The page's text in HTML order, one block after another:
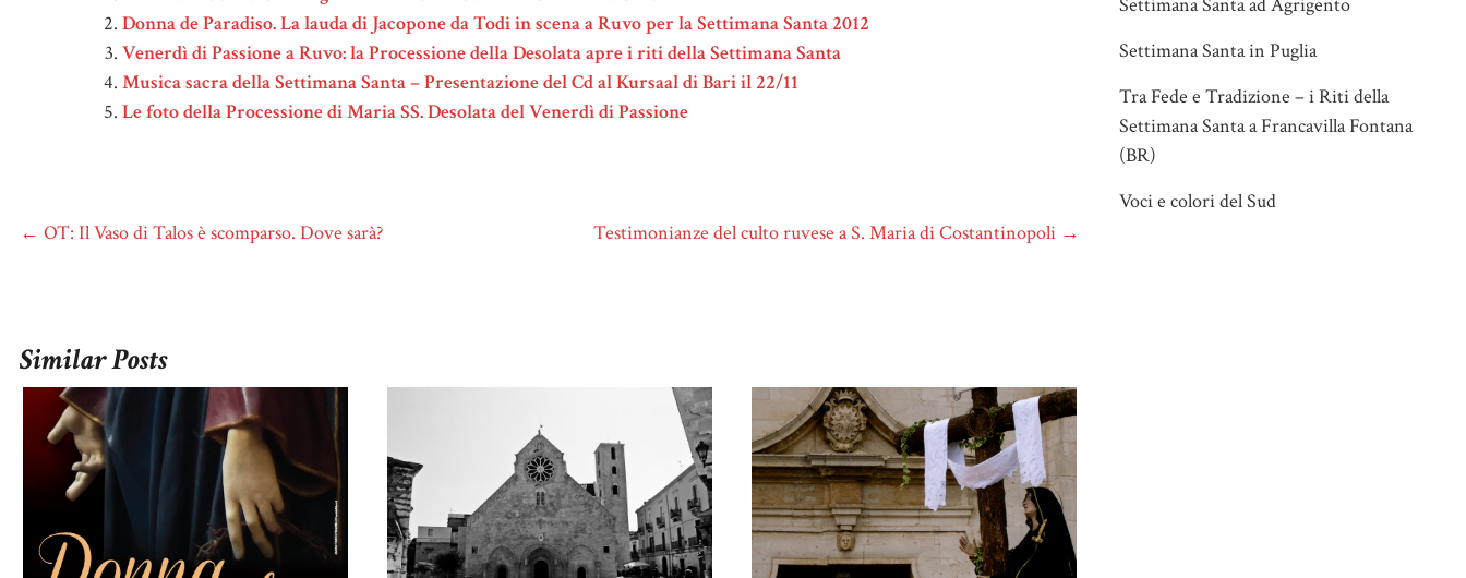
Donna de Paradiso. La lauda di Jacopone da Todi in scena a Ruvo per la Settimana Santa 2012
Venerdì di Passione a Ruvo: la Processione della Desolata apre i riti della Settimana Santa
Musica sacra della Settimana Santa – Presentazione del Cd al Kursaal di Bari il 22/11
Le foto della Processione di Maria SS. Desolata del Venerdì di Passione
← OT: Il Vaso di Talos è scomparso. Dove sarà? Testimonianze del culto ruvese a S. Maria di Costantinopoli →
Similar Posts
Settimana Santa in Puglia
Tra Fede e Tradizione – i Riti della
Settimana Santa a Francavilla Fontana
(BR)
Voci e colori del Sud